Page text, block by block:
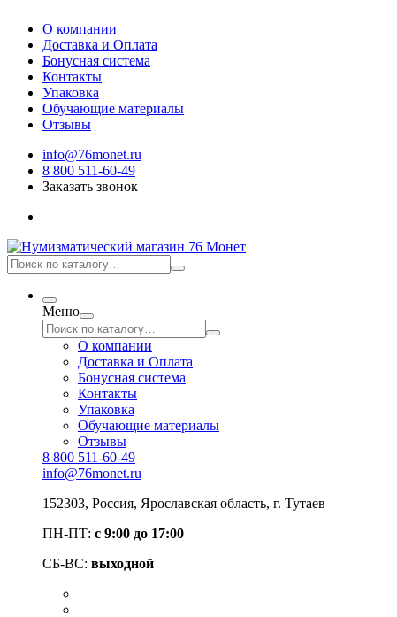
О компании
Доставка и Оплата
Бонусная система
Контакты
Упаковка
Обучающие материалы
Отзывы
info@76monet.ru
8 800 511-60-49
Заказать звонок
Меню
О компании
Доставка и Оплата
Бонусная система
Контакты
Упаковка
Обучающие материалы
Отзывы
8 800 511-60-49
info@76monet.ru
152303, Россия, Ярославская область, г. Тутаев
ПН-ПТ: с 9:00 до 17:00
СБ-ВС: выходной